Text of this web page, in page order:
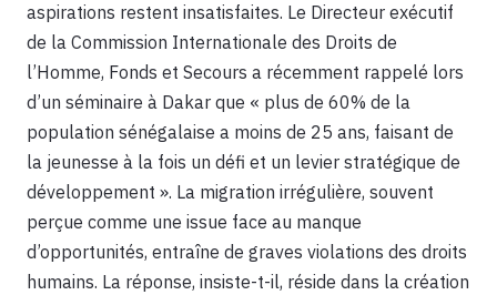
aspirations restent insatisfaites. Le Directeur exécutif
de la Commission Internationale des Droits de
l’Homme, Fonds et Secours a récemment rappelé lors
d’un séminaire à Dakar que « plus de 60% de la
population sénégalaise a moins de 25 ans, faisant de
la jeunesse à la fois un défi et un levier stratégique de
développement ». La migration irrégulière, souvent
perçue comme une issue face au manque
d’opportunités, entraîne de graves violations des droits
humains. La réponse, insiste-t-il, réside dans la création